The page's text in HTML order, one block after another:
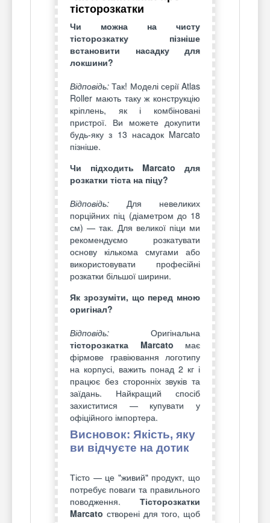
тісторозкатки
Чи можна на чисту
тісторозкатку пізніше
встановити насадку для
локшини?
Відповідь: Так! Моделі серії Atlas
Roller мають таку ж конструкцію
кріплень, як і комбіновані
пристрої. Ви можете докупити
будь-яку з 13 насадок Marcato
пізніше.
Чи підходить Marcato для
розкатки тіста на піцу?
Відповідь: Для невеликих
порційних піц (діаметром до 18
см) — так. Для великої піци ми
рекомендуємо розкатувати
основу кількома смугами або
використовувати професійні
розкатки більшої ширини.
Як зрозуміти, що перед мною
оригінал?
Відповідь: Оригінальна
тісторозкатка Marcato має
фірмове гравіювання логотипу
на корпусі, важить понад 2 кг і
працює без сторонніх звуків та
заїдань. Найкращий спосіб
захиститися — купувати у
офіційного імпортера.
Висновок: Якість, яку
ви відчуєте на дотик
Тісто — це "живий" продукт, що
потребує поваги та правильного
поводження. Тісторозкатки
Marcato створені для того, щоб